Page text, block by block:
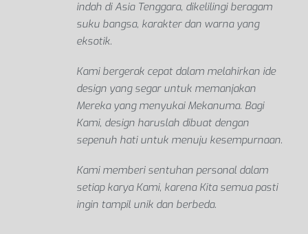
indah di Asia Tenggara, dikelilingi beragam
suku bangsa, karakter dan warna yang
eksotik.
Kami bergerak cepat dalam melahirkan ide
design yang segar untuk memanjakan
Mereka yang menyukai Mekanuma. Bagi
Kami, design haruslah dibuat dengan
sepenuh hati untuk menuju kesempurnaan.
Kami memberi sentuhan personal dalam
setiap karya Kami, karena Kita semua pasti
ingin tampil unik dan berbeda.